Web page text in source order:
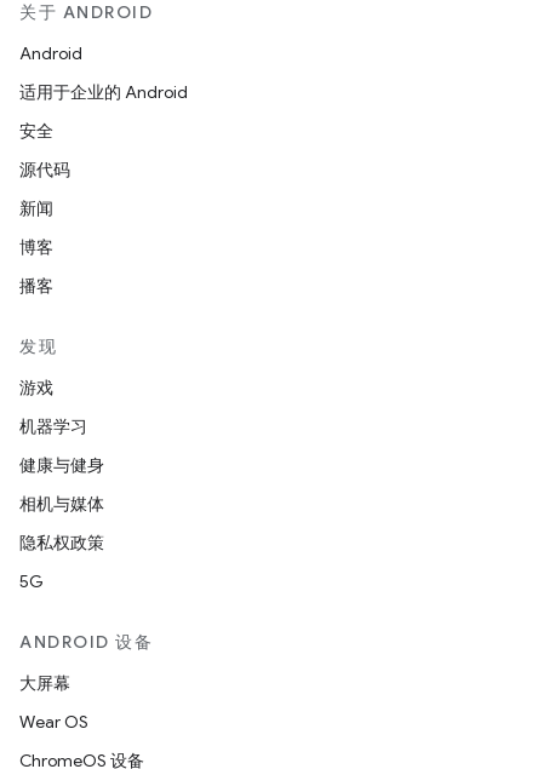
关于 ANDROID
Android
适用于企业的 Android
安全
源代码
新闻
博客
播客
发现
游戏
机器学习
健康与健身
相机与媒体
隐私权政策
5G
ANDROID 设备
大屏幕
Wear OS
ChromeOS 设备